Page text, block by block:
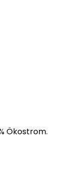
Ökostrom.